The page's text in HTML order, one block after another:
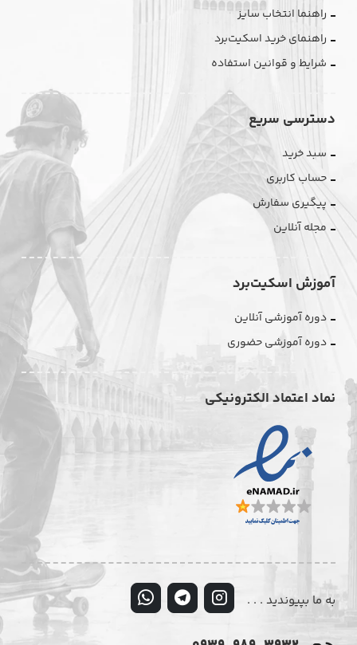
راهنما انتخاب سایز
راهنمای خرید اسکیت‌برد
شرایط و قوانین استفاده
دسترسی سریع
سبد خرید
حساب کاربری
پیگیری سفارش
مجله آنلاین
آموزش اسکیت‌برد
دوره آموزشی آنلاین
دوره آموزشی حضوری
نماد اعتماد الکترونیکی
به ما بپیوندید . . .